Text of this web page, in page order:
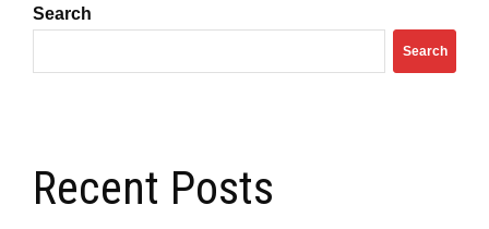
Search
Search
Recent Posts